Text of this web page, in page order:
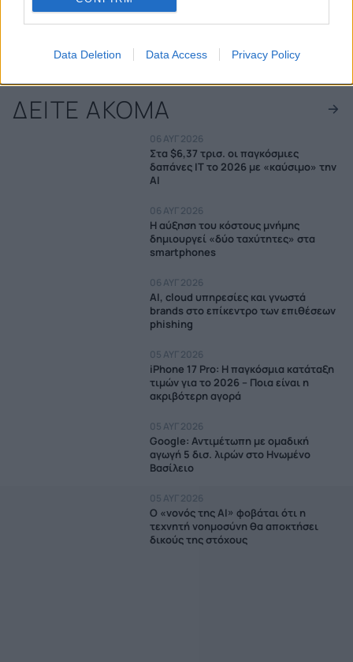
Data Deletion Data Access Privacy Policy
ΔΕΙΤΕ ΑΚΟΜΑ
06 ΑΥΓ 2026
Στα $6,37 τρισ. οι παγκόσμιες
δαπάνες IT το 2026 με «καύσιμο» την
AI
06 ΑΥΓ 2026
Η αύξηση του κόστους μνήμης
δημιουργεί «δύο ταχύτητες» στα
smartphones
06 ΑΥΓ 2026
AI, cloud υπηρεσίες και γνωστά
brands στο επίκεντρο των επιθέσεων
phishing
05 ΑΥΓ 2026
iPhone 17 Pro: Η παγκόσμια κατάταξη
τιμών για το 2026 – Ποια είναι η
ακριβότερη αγορά
05 ΑΥΓ 2026
Google: Αντιμέτωπη με ομαδική
αγωγή 5 δισ. λιρών στο Ηνωμένο
Βασίλειο
05 ΑΥΓ 2026
Ο «νονός της AI» φοβάται ότι η
τεχνητή νοημοσύνη θα αποκτήσει
δικούς της στόχους